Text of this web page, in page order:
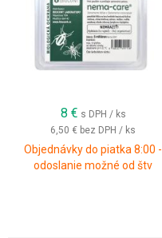
8 € s DPH / ks
6,50 € bez DPH / ks
Objednávky do piatka 8:00 -
odoslanie možné od štv